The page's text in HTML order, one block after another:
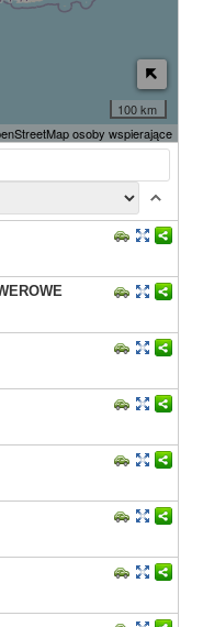
100 km
osoby wspierające